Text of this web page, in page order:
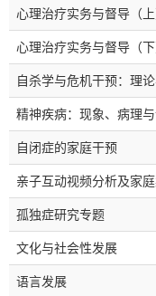
心理治疗实务与督导（上
心理治疗实务与督导（下
自杀学与危机干预：理
精神疾病：现象、病理
自闭症的家庭干预
亲子互动视频分析及家
孤独症研究专题
文化与社会性发展
语言发展